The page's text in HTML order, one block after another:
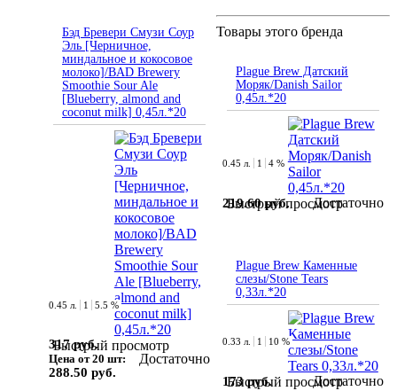
Бэд Бревери Смузи Соур
Эль [Черничное,
миндальное и кокосовое
молоко]/BAD Brewery
Smoothie Sour Ale
[Blueberry, almond and
coconut milk] 0,45л.*20
Быстрый просмотр
0.45 л. 1 5.5 %
317 руб.
Цена от 20 шт:
288.50 руб.
Достаточно
Товары этого бренда
Plague Brew Датский
Моряк/Danish Sailor
0,45л.*20
Быстрый просмотр
0.45 л. 1 4 %
219.60 руб. Достаточно
Plague Brew Каменные
слезы/Stone Tears
0,33л.*20
Быстрый просмотр
0.33 л. 1 10 %
173 руб. Достаточно